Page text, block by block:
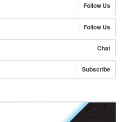
Follow Us
Follow Us
Chat
Subscribe